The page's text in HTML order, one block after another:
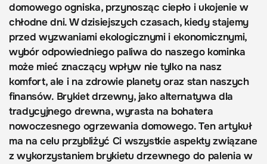
domowego ogniska, przynosząc ciepło i ukojenie w
chłodne dni. W dzisiejszych czasach, kiedy stajemy
przed wyzwaniami ekologicznymi i ekonomicznymi,
wybór odpowiedniego paliwa do naszego kominka
może mieć znaczący wpływ nie tylko na nasz
komfort, ale i na zdrowie planety oraz stan naszych
finansów. Brykiet drzewny, jako alternatywa dla
tradycyjnego drewna, wyrasta na bohatera
nowoczesnego ogrzewania domowego. Ten artykuł
ma na celu przybliżyć Ci wszystkie aspekty związane
z wykorzystaniem brykietu drzewnego do palenia w